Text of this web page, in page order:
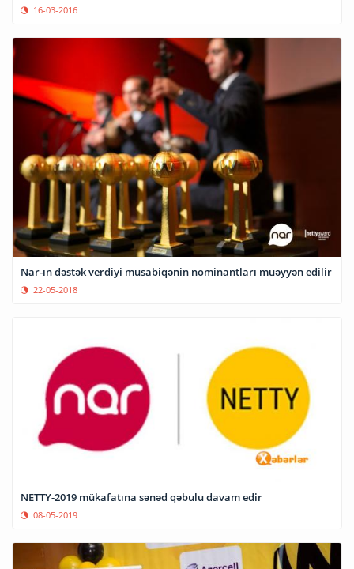
16-03-2016
Nar-ın dəstək verdiyi müsabiqənin nominantları müəyyən edilir
22-05-2018
NETTY-2019 mükafatına sənəd qəbulu davam edir
08-05-2019